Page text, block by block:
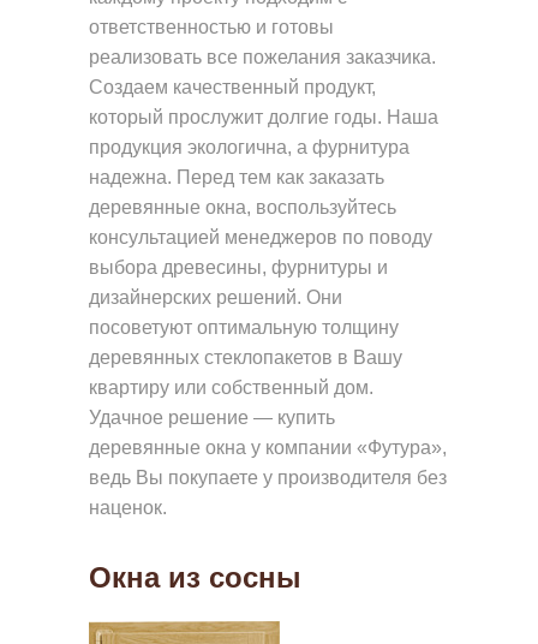
ответственностью и готовы
реализовать все пожелания заказчика.
Создаем качественный продукт,
который прослужит долгие годы. Наша
продукция экологична, а фурнитура
надежна. Перед тем как заказать
деревянные окна, воспользуйтесь
консультацией менеджеров по поводу
выбора древесины, фурнитуры и
дизайнерских решений. Они
посоветуют оптимальную толщину
деревянных стеклопакетов в Вашу
квартиру или собственный дом.
Удачное решение — купить
деревянные окна у компании «Футура»,
ведь Вы покупаете у производителя без
наценок.
Окна из сосны